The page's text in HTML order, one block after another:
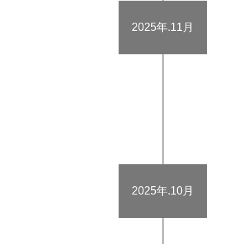
2025年.11月
2025年.10月